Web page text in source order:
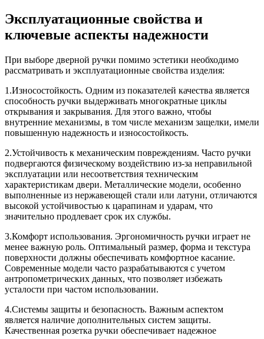
Эксплуатационные свойства и
ключевые аспекты надежности
При выборе дверной ручки помимо эстетики необходимо
рассматривать и эксплуатационные свойства изделия:
1.Износостойкость. Одним из показателей качества является
способность ручки выдерживать многократные циклы
открывания и закрывания. Для этого важно, чтобы
внутренние механизмы, в том числе механизм защелки, имели
повышенную надежность и износостойкость.
2.Устойчивость к механическим повреждениям. Часто ручки
подвергаются физическому воздействию из-за неправильной
эксплуатации или несоответствия техническим
характеристикам двери. Металлические модели, особенно
выполненные из нержавеющей стали или латуни, отличаются
высокой устойчивостью к царапинам и ударам, что
значительно продлевает срок их службы.
3.Комфорт использования. Эргономичность ручки играет не
менее важную роль. Оптимальный размер, форма и текстура
поверхности должны обеспечивать комфортное касание.
Современные модели часто разрабатываются с учетом
антропометрических данных, что позволяет избежать
усталости при частом использовании.
4.Системы защиты и безопасность. Важным аспектом
является наличие дополнительных систем защиты.
Качественная розетка ручки обеспечивает надежное